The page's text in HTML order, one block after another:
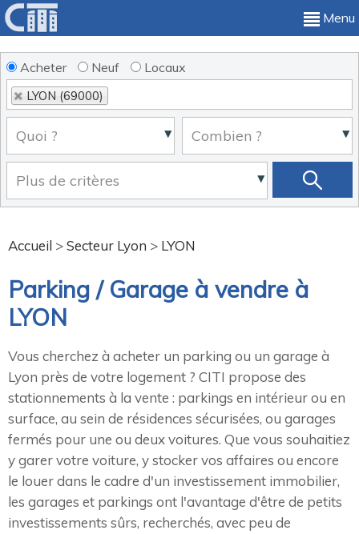
Menu
Acheter Neuf Locaux
LYON (69000)
Accueil >Secteur Lyon > LYON
Parking / Garage à vendre à
LYON
Vous cherchez à acheter un parking ou un garage à
Lyon près de votre logement ? CITI propose des
stationnements à la vente : parkings en intérieur ou en
surface, au sein de résidences sécurisées, ou garages
fermés pour une ou deux voitures. Que vous souhaitiez
y garer votre voiture, y stocker vos affaires ou encore
le louer dans le cadre d'un investissement immobilier,
les garages et parkings ont l'avantage d'être de petits
investissements sûrs, recherchés, avec peu de